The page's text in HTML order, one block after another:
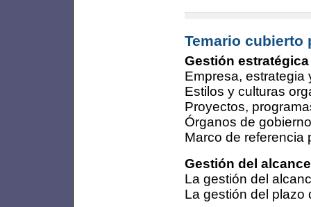
Temario cubierto
Gestión
Empresa, estrategia
Estilos y culturas
Proyectos,
Órganos de
Marco de referencia
Gestión del
La gestión del
La gestión del plazo